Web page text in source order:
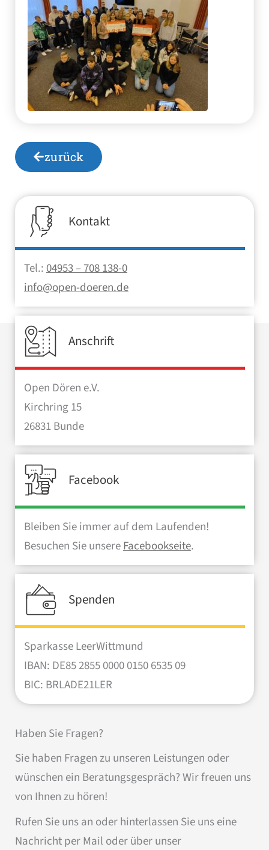
zurück
Kontakt
Tel.:04953 – 708 138-0
info@open-doeren.de
Anschrift
Open Dören e.V.
Kirchring 15
26831 Bunde
Facebook
Bleiben Sie immer auf dem Laufenden!
Besuchen Sie unsereFacebookseite.
Spenden
Sparkasse LeerWittmund
IBAN: DE85 2855 0000 0150 6535 09
BIC: BRLADE21LER
Haben Sie Fragen?
Sie haben Fragen zu unseren Leistungen oder
wünschen ein Beratungsgespräch? Wir freuen uns
von Ihnen zu hören!
Rufen Sie uns an oder hinterlassen Sie uns eine
Nachricht per Mail oder über unser